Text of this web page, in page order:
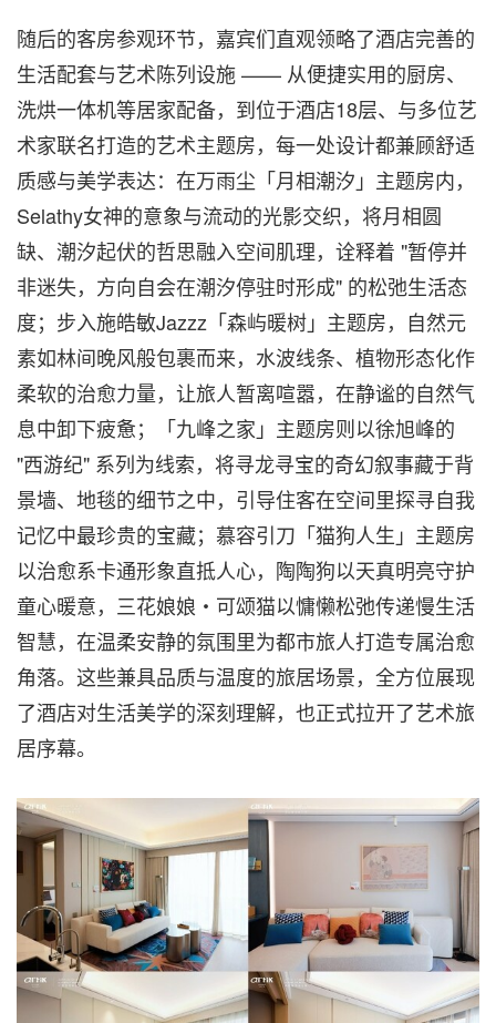
随后的客房参观环节，嘉宾们直观领略了酒店完善的
生活配套与艺术陈列设施 —— 从便捷实用的厨房、
洗烘一体机等居家配备，到位于酒店18层、 与多位艺
术家联名打造的艺术主题房，每一处设计都兼顾舒适
质感与美学表达：在万雨尘「月相潮汐」主题房内，
Selathy女神的意象与流动的光影交织，将月相圆
缺、潮汐起伏的哲思融入空间肌理，诠释着 "暂停并
非迷失，方向自会在潮汐停驻时形成" 的松弛生活态
度；步入施皓敏Jazzz「森屿暖树」主题房，自然元
素如林间晚风般包裹而来，水波线条、植物形态化作
柔软的治愈力量，让旅人暂离喧嚣，在静谧的自然气
息中卸下疲惫；「九峰之家」主题房则以徐旭峰的
"西游纪" 系列为线索，将寻龙寻宝的奇幻叙事藏于背
景墙、地毯的细节之中，引导住客在空间里探寻自我
记忆中最珍贵的宝藏；慕容引刀「猫狗人生」主题房
以治愈系卡通形象直抵人心，陶陶狗以天真明亮守护
童心暖意，三花娘娘・可颂猫以慵懒松弛传递慢生活
智慧，在温柔安静的氛围里为都市旅人打造专属治愈
角落。这些兼具品质与温度的旅居场景，全方位展现
了酒店对生活美学的深刻理解，也正式拉开了艺术旅
居序幕。